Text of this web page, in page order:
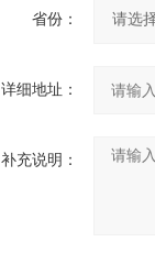
省份：
详细地址：
补充说明：